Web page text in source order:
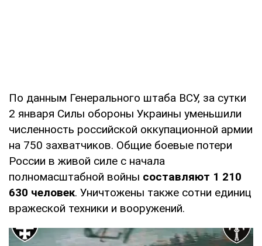
По данным Генерального штаба ВСУ, за сутки
2 января Силы обороны Украины уменьшили
численность российской оккупационной армии
на 750 захватчиков. Общие боевые потери
России в живой силе с начала
полномасштабной войны составляют 1 210
630 человек. Уничтожены также сотни единиц
вражеской техники и вооружений.